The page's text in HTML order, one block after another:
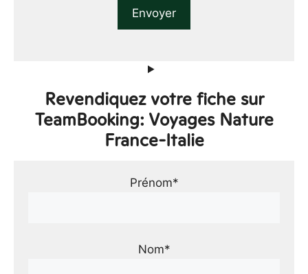
Revendiquez votre fiche sur
TeamBooking: Voyages Nature
France-Italie
Prénom*
Nom*